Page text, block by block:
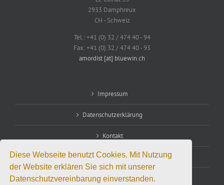
Diese Webseite benutzt Cookies. Mit Nutzung
der Website erklären Sie sich mit unserer
Datenschutzvereinbarung einverstanden.
2933 Damphreux
CH - Schweiz
Tel.: +41 (0) 32 / 474 40 - 94
Fax: +41 (0) 32 / 474 40 - 93
amordist [at] bluewin.ch
Impressum
Datenschutzerklärung
Kontakt
Vertriebspartnerschaft